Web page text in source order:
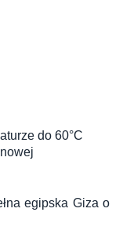
do 60°C
egipska Giza o